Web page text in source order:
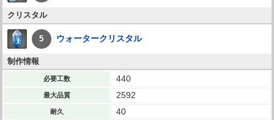
クリスタル
5 ウォータークリスタル
制作情報
必要工数 440
最大品質 2592
耐久 40